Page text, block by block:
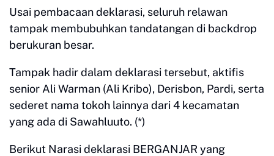
Usai pembacaan deklarasi, seluruh relawan
tampak membubuhkan tandatangan di backdrop
berukuran besar.
Tampak hadir dalam deklarasi tersebut, aktifis
senior Ali Warman (Ali Kribo), Derisbon, Pardi, serta
sederet nama tokoh lainnya dari 4 kecamatan
yang ada di Sawahluuto. (*)
Berikut Narasi deklarasi BERGANJAR yang